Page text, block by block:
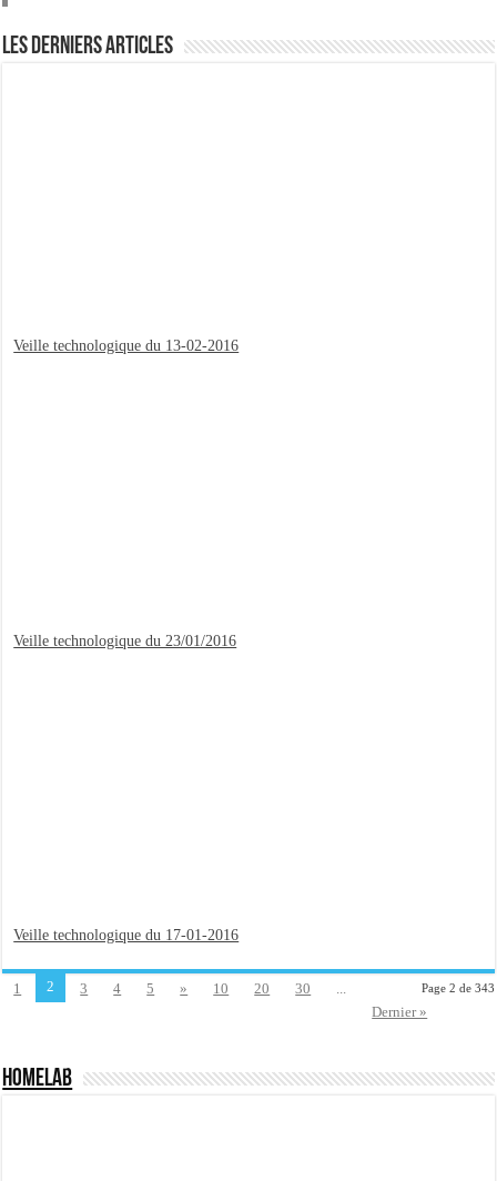
OnlyOffice, une solution CRM/Gestion documents et plus encore...
Les derniers articles
Veille technologique du 13-02-2016
Veille technologique du 23/01/2016
Veille technologique du 17-01-2016
Page 2 de 343
1 2 3 4 5 » 10 20 30
...
Dernier »
HomeLab